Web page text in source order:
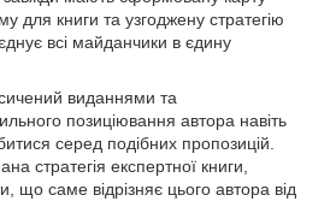
для книги та узгоджену стратегію
всі майданчики в єдину
виданнями та
позиціювання автора навіть
серед подібних пропозицій.
стратегія експертної книги,
що саме відрізняє цього автора від